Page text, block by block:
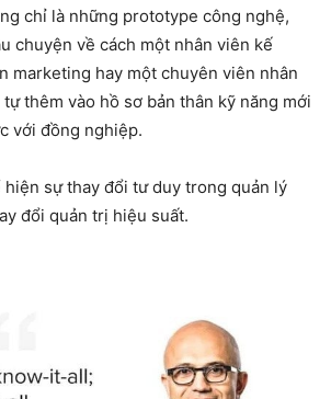
chỉ là những prototype công nghệ,
chuyện về cách một nhân viên kế
marketing hay một chuyên viên nhân
thêm vào hồ sơ bản thân kỹ năng mới
với đồng nghiệp.
hiện sự thay đổi tư duy trong quản lý
đổi quản trị hiệu suất.